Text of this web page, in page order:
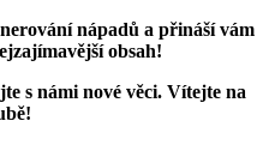
nápadů a přináší vám
obsah!
s námi nové věci. Vítejte na